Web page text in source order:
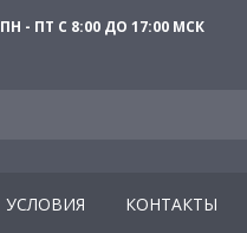
ПН - ПТ С 8:00 ДО 17:00 МСК
УСЛОВИЯ КОНТАКТЫ